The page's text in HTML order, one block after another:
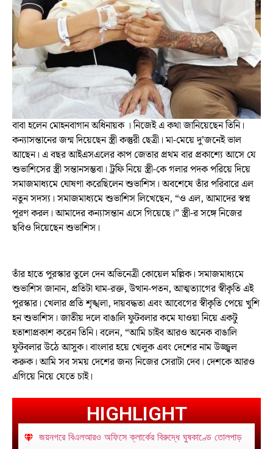
বাবা হলেন মোহনবাগান অধিনায়ক । নিজেই এ কথা জানিয়েছেন তিনি।
কন্যাসন্তানের জন্ম দিয়েছেন স্ত্রী কস্তুরী ছেত্রী। মা-মেয়ে দু’জনেই ভাল
আছেন। এ বছর আইএসএলের কাপ জেতার প্রথম বার প্রকাশ্যে আসে যে
শুভাশিসের স্ত্রী সন্তানসম্ভবা। ট্রফি নিয়ে স্ত্রী-কে গলার পদক পরিয়ে দিয়ে
সমাজমাধ্যমে ঘোষণা করেছিলেন শুভাশিস। অবশেষে তাঁর পরিবারে এল
নতুন সদস্য। সমাজমাধ্যমে শুভাশিস লিখেছেন, “ও এল, আমাদের স্বপ্ন
পূরণ করল। আমাদের কন্যাসন্তান এসে গিয়েছে।” স্ত্রী-র সঙ্গে নিজের
ছবিও দিয়েছেন শুভাশিস।
তাঁর হাতে পুরস্কার তুলে দেন অভিনেত্রী কোয়েল মল্লিক। সমাজমাধ্যমে
শুভাশিস জানান, প্রতিটা ঘাম-রক্ত, উত্থান-পতন, আত্মত্যাগের স্বীকৃতি এই
পুরস্কার। খেলার প্রতি শৃঙ্খলা, দায়বদ্ধতা এবং আবেগের স্বীকৃতি পেয়ে খুশি
হন শুভাশিস। জাতীয় দলে বাঙালি ফুটবলার কমে যাওয়া নিয়ে একটু
হতাশাপ্রকাশ করেন তিনি। বলেন, “আমি চাইব আরও অনেক বাঙালি
ফুটবলার উঠে আসুক। বাংলার হয়ে খেলুক এবং দেশের নাম উজ্জ্বল
করুক। আমি সব সময় দেশের জন্য নিজের সেরাটা দেব। দেশকে আরও
এগিয়ে নিয়ে যেতে চাই।
HIGHLIGHT
জয়নগরে বিএলআরও অফিসে ক্লার্কের বিরুদ্ধে ঘুষকাণ্ডে তোলপাড়